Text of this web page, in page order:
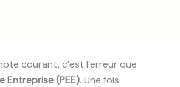
courant, c’est l’erreur que
Entreprise (PEE). Une fois